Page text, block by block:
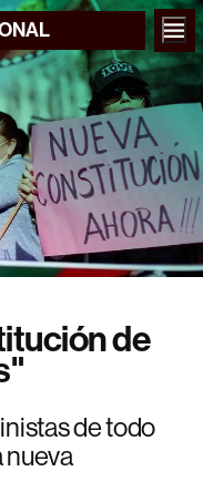
de
de todo
nueva